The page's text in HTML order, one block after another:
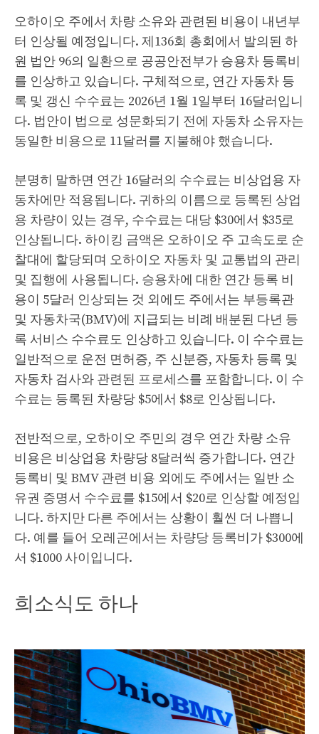
오하이오 주에서 차량 소유와 관련된 비용이 내년부
터 인상될 예정입니다. 제136회 총회에서 발의된 하
원 법안 96의 일환으로 공공안전부가 승용차 등록비
를 인상하고 있습니다. 구체적으로, 연간 자동차 등
록 및 갱신 수수료는 2026년 1월 1일부터 16달러입니
다. 법안이 법으로 성문화되기 전에 자동차 소유자는
동일한 비용으로 11달러를 지불해야 했습니다.
분명히 말하면 연간 16달러의 수수료는 비상업용 자
동차에만 적용됩니다. 귀하의 이름으로 등록된 상업
용 차량이 있는 경우, 수수료는 대당 $30에서 $35로
인상됩니다. 하이킹 금액은 오하이오 주 고속도로 순
찰대에 할당되며 오하이오 자동차 및 교통법의 관리
및 집행에 사용됩니다. 승용차에 대한 연간 등록 비
용이 5달러 인상되는 것 외에도 주에서는 부등록관
및 자동차국(BMV)에 지급되는 비례 배분된 다년 등
록 서비스 수수료도 인상하고 있습니다. 이 수수료는
일반적으로 운전 면허증, 주 신분증, 자동차 등록 및
자동차 검사와 관련된 프로세스를 포함합니다. 이 수
수료는 등록된 차량당 $5에서 $8로 인상됩니다.
전반적으로, 오하이오 주민의 경우 연간 차량 소유
비용은 비상업용 차량당 8달러씩 증가합니다. 연간
등록비 및 BMV 관련 비용 외에도 주에서는 일반 소
유권 증명서 수수료를 $15에서 $20로 인상할 예정입
니다. 하지만 다른 주에서는 상황이 훨씬 더 나쁩니
다. 예를 들어 오레곤에서는 차량당 등록비가 $300에
서 $1000 사이입니다.
희소식도 하나